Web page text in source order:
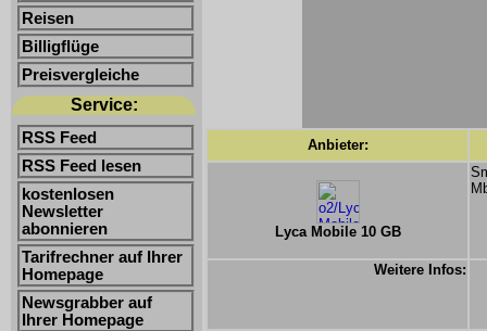
Reisen
Billigflüge
Preisvergleiche
Service:
RSS Feed
RSS Feed lesen
kostenlosen
Newsletter
abonnieren
Tarifrechner auf Ihrer
Homepage
Newsgrabber auf
Ihrer Homepage
Anbieter:
Lyca Mobile 10 GB
Weitere Infos: